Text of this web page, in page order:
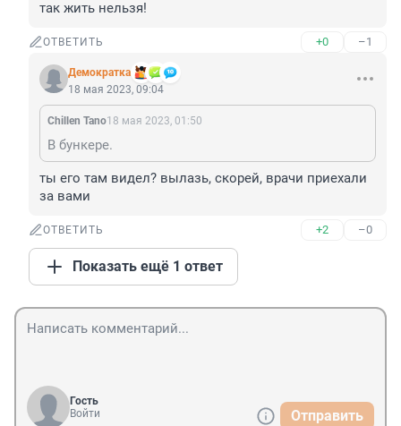
так жить нельзя!
ОТВЕТИТЬ +0 –1
Демократка
18 мая 2023, 09:04
Chillen Tano18 мая 2023, 01:50
В бункере.
ты его там видел? вылазь, скорей, врачи приехали
за вами
ОТВЕТИТЬ +2 –0
Показать ещё 1 ответ
Гость
Войти
Отправить